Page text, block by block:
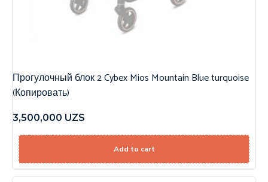
Прогулочный блок 2 Cybex Mios Mountain Blue turquoise
(Копировать)
3,500,000 UZS
Add to cart